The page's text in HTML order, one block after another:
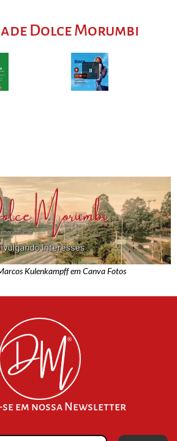
Dolce Morumbi
Kulenkampff em Canva Fotos
em nossa Newsletter